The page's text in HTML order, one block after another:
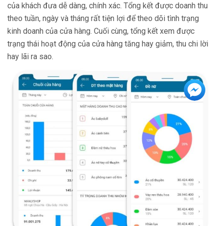
của khách đưa dễ dàng, chính xác. Tổng kết được doanh thu
theo tuần, ngày và tháng rất tiện lợi để theo dõi tình trạng
kinh doanh của cửa hàng. Cuối cùng, tổng kết xem được
trạng thái hoạt động của cửa hàng tăng hay giảm, thu chi lời
hay lãi ra sao.